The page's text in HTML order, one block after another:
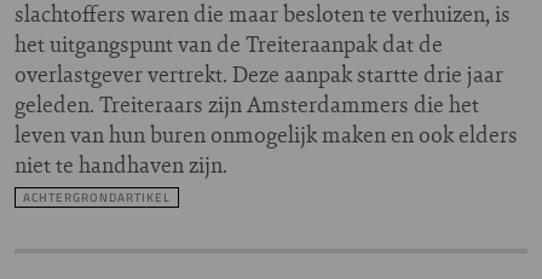
slachtoffers waren die maar besloten te verhuizen, is
het uitgangspunt van de Treiteraanpak dat de
overlastgever vertrekt. Deze aanpak startte drie jaar
geleden. Treiteraars zijn Amsterdammers die het
leven van hun buren onmogelijk maken en ook elders
niet te handhaven zijn.
ACHTERGRONDARTIKEL